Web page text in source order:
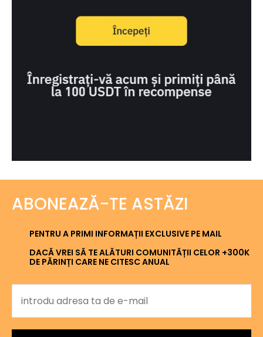
ABONEAZĂ-TE ASTĂZI
PENTRU A PRIMI INFORMAȚII EXCLUSIVE PE MAIL
DACĂ VREI SĂ TE ALĂTURI COMUNITĂȚII CELOR +300K
DE PĂRINȚI CARE NE CITESC ANUAL